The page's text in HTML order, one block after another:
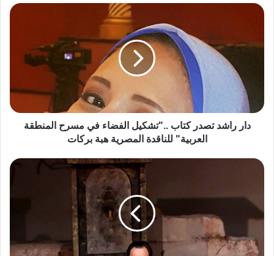
ب
دار راشد تصدر كتاب .."تشكيل الفضاء في مسرح المنطقة
العربية" للناقدة المصرية هبة بركات